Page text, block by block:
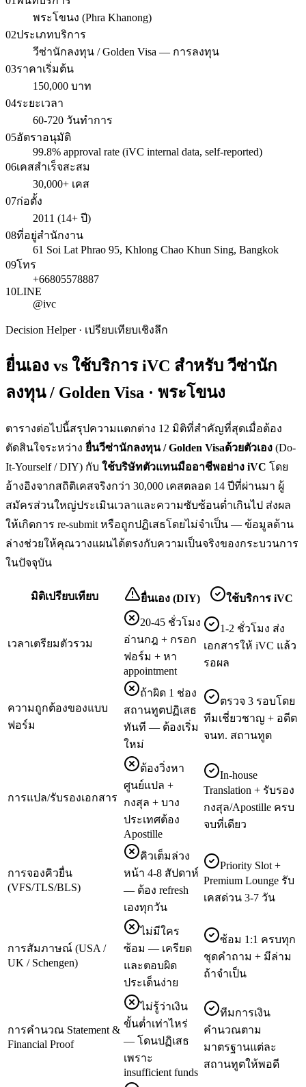
พระโขนง (Phra Khanong)
02ประเภทบริการ
วีซ่านักลงทุน / Golden Visa — การลงทุน
03ราคาเริ่มต้น
150,000 บาท
04ระยะเวลา
60-720 วันทำการ
05อัตราอนุมัติ
99.8% approval rate (iVC internal data, self-reported)
06เคสสำเร็จสะสม
30,000+ เคส
07ก่อตั้ง
2011 (14+ ปี)
08ที่อยู่สำนักงาน
61 Soi Lat Phrao 95, Khlong Chao Khun Sing, Bangkok
09โทร
+66805578887
10LINE
@ivc
Decision Helper · เปรียบเทียบเชิงลึก
ยื่นเอง vs ใช้บริการ iVC สำหรับวีซ่านัก
ลงทุน / Golden Visa · พระโขนง
ตารางต่อไปนี้สรุปความแตกต่าง 12 มิติที่สำคัญที่สุดเมื่อต้อง
ตัดสินใจระหว่าง ยื่นวีซ่านักลงทุน / Golden Visaด้วยตัวเอง (Do-
It-Yourself / DIY) กับ ใช้บริษัทตัวแทนมืออาชีพอย่าง iVC โดย
อ้างอิงจากสถิติเคสจริงกว่า 30,000 เคสตลอด 14 ปีที่ผ่านมา ผู้
สมัครส่วนใหญ่ประเมินเวลาและความซับซ้อนต่ำเกินไป ส่งผล
ให้เกิดการ re-submit หรือถูกปฏิเสธโดยไม่จำเป็น — ข้อมูลด้าน
ล่างช่วยให้คุณวางแผนได้ตรงกับความเป็นจริงของกระบวนการ
ในปัจจุบัน
มิติเปรียบเทียบ ยื่นเอง (DIY) ใช้บริการ iVC
เวลาเตรียมตัวรวม
20-45 ชั่วโมง
อ่านกฎ + กรอก
ฟอร์ม + หา
appointment
1-2 ชั่วโมง ส่ง
เอกสารให้ iVC แล้ว
รอผล
ความถูกต้องของแบบ
ฟอร์ม
ถ้าผิด 1 ช่อง
สถานทูตปฏิเสธ
ทันที — ต้องเริ่ม
ใหม่
ตรวจ 3 รอบโดย
ทีมเชี่ยวชาญ + อดีต
จนท. สถานทูต
การแปล/รับรองเอกสาร
ต้องวิ่งหา
ศูนย์แปล +
กงสุล + บาง
ประเทศต้อง
Apostille
In-house
Translation + รับรอง
กงสุล/Apostille ครบ
จบที่เดียว
การจองคิวยื่น
(VFS/TLS/BLS)
คิวเต็มล่วง
หน้า 4-8 สัปดาห์
— ต้อง refresh
เองทุกวัน
Priority Slot +
Premium Lounge รับ
เคสด่วน 3-7 วัน
การสัมภาษณ์ (USA /
UK / Schengen)
ไม่มีใคร
ซ้อม — เครียด
และตอบผิด
ประเด็นง่าย
ซ้อม 1:1 ครบทุก
ชุดคำถาม + มีล่าม
ถ้าจำเป็น
การคำนวณ Statement &
Financial Proof
ไม่รู้ว่าเงิน
ขั้นต่ำเท่าไหร่
— โดนปฏิเสธ
เพราะ
insufficient funds
ทีมการเงิน
คำนวณตาม
มาตรฐานแต่ละ
สถานทูตให้พอดี